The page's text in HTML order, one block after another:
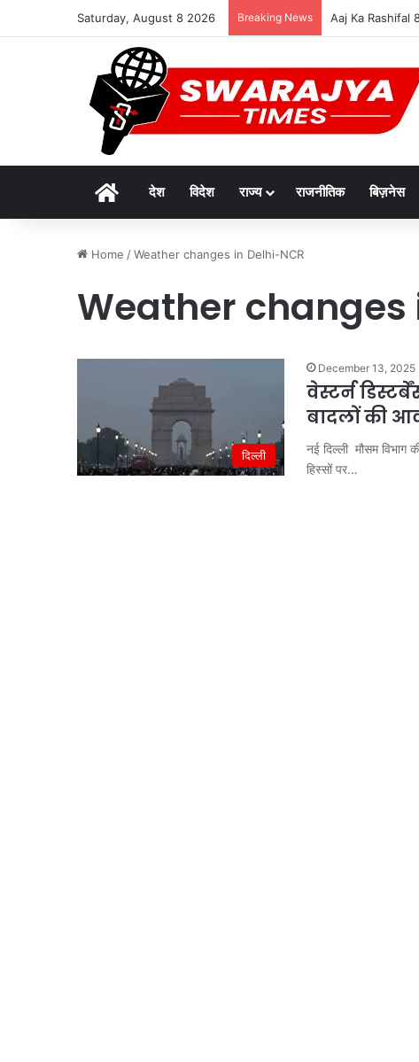
Saturday, August 8 2026 Breaking News दुर्लभ पैंगोलिन
Homeदेश विदेश राज्य राजनीतिक बिज़नेस
Home /Weather changes in Delhi-NCR
Weather changes
दिल्ली
December 13, 2025
वेस्टर्न
बादलों की
नई दिल्ली मौसम विभाग
हिस्सों पर…